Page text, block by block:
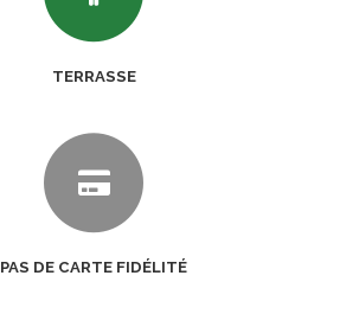
TERRASSE
PAS DE CARTE FIDÉLITÉ